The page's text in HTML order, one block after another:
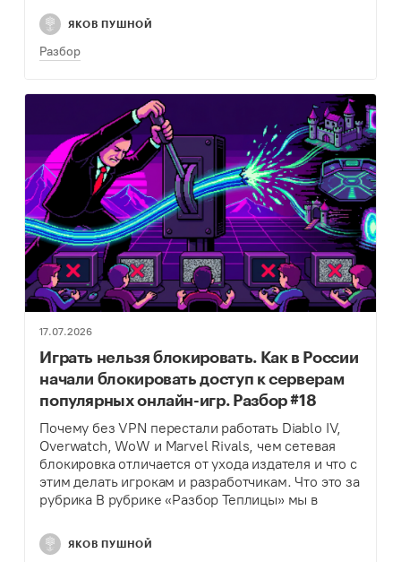
ЯКОВ ПУШНОЙ
Разбор
17.07.2026
Играть нельзя блокировать. Как в России
начали блокировать доступ к серверам
популярных онлайн-игр. Разбор #18
Почему без VPN перестали работать Diablo IV,
Overwatch, WoW и Marvel Rivals, чем сетевая
блокировка отличается от ухода издателя и что с
этим делать игрокам и разработчикам. Что это за
рубрика В рубрике «Разбор Теплицы» мы в
ЯКОВ ПУШНОЙ